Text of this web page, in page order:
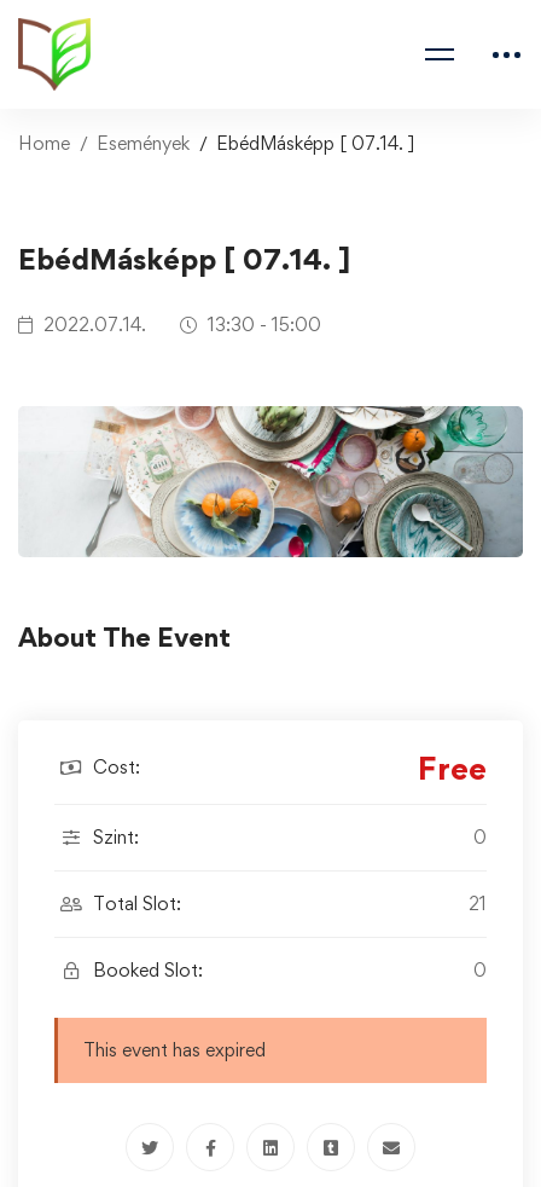
Home Események EbédMásképp [ 07.14. ]
EbédMásképp [ 07.14. ]
2022.07.14. 13:30 - 15:00
About The Event
Cost: Free
Szint: 0
Total Slot: 21
Booked Slot: 0
This event has expired